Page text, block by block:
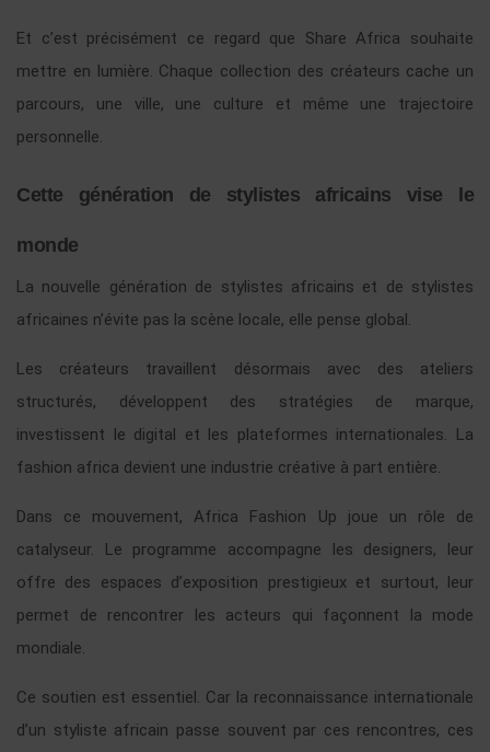
Et c’est précisément ce regard que Share Africa souhaite
mettre en lumière. Chaque collection des créateurs cache un
parcours, une ville, une culture et même une trajectoire
personnelle.
Cette génération de stylistes africains vise le
monde
La nouvelle génération de stylistes africains et de stylistes
africaines n’évite pas la scène locale, elle pense global.
Les créateurs travaillent désormais avec des ateliers
structurés, développent des stratégies de marque,
investissent le digital et les plateformes internationales. La
fashion africa devient une industrie créative à part entière.
Dans ce mouvement, Africa Fashion Up joue un rôle de
catalyseur. Le programme accompagne les designers, leur
offre des espaces d’exposition prestigieux et surtout, leur
permet de rencontrer les acteurs qui façonnent la mode
mondiale.
Ce soutien est essentiel. Car la reconnaissance internationale
d’un styliste africain passe souvent par ces rencontres, ces